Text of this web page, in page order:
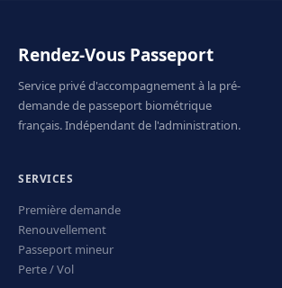
Rendez-Vous Passeport
Service privé d'accompagnement à la pré-
demande de passeport biométrique
français. Indépendant de l'administration.
SERVICES
Première demande
Renouvellement
Passeport mineur
Perte / Vol